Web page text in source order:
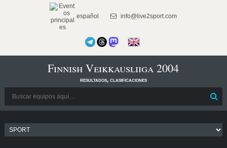
español info@live2sport.com
Finnish Veikkausliiga 2004
resultados, clasificaciones